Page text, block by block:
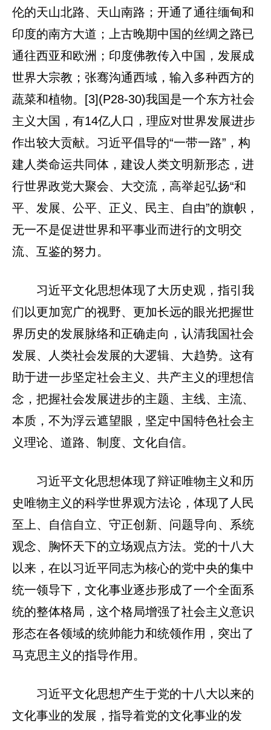
伦的天山北路、天山南路；开通了通往缅甸和
印度的南方大道；上古晚期中国的丝绸之路已
通往西亚和欧洲；印度佛教传入中国，发展成
世界大宗教；张骞沟通西域，输入多种西方的
蔬菜和植物。[3](P28-30)我国是一个东方社会
主义大国，有14亿人口，理应对世界发展进步
作出较大贡献。习近平倡导的“一带一路”，构
建人类命运共同体，建设人类文明新形态，进
行世界政党大聚会、大交流，高举起弘扬“和
平、发展、公平、正义、民主、自由”的旗帜，
无一不是促进世界和平事业而进行的文明交
流、互鉴的努力。
习近平文化思想体现了大历史观，指引我
们以更加宽广的视野、更加长远的眼光把握世
界历史的发展脉络和正确走向，认清我国社会
发展、人类社会发展的大逻辑、大趋势。这有
助于进一步坚定社会主义、共产主义的理想信
念，把握社会发展进步的主题、主线、主流、
本质，不为浮云遮望眼，坚定中国特色社会主
义理论、道路、制度、文化自信。
习近平文化思想体现了辩证唯物主义和历
史唯物主义的科学世界观方法论，体现了人民
至上、自信自立、守正创新、问题导向、系统
观念、胸怀天下的立场观点方法。党的十八大
以来，在以习近平同志为核心的党中央的集中
统一领导下，文化事业逐步形成了一个全面系
统的整体格局，这个格局增强了社会主义意识
形态在各领域的统帅能力和统领作用，突出了
马克思主义的指导作用。
习近平文化思想产生于党的十八大以来的
文化事业的发展，指导着党的文化事业的发